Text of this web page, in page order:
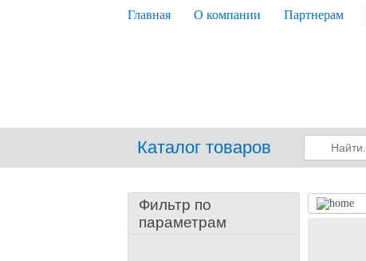
Главная О компании Партнерам
Каталог товаров
Фильтр по
параметрам